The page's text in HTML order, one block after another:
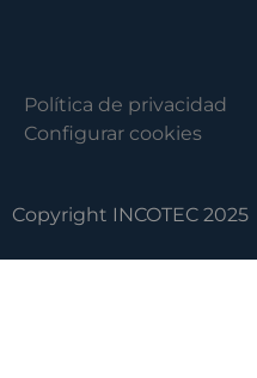
Política de privacidad
Configurar cookies
Copyright INCOTEC 2025